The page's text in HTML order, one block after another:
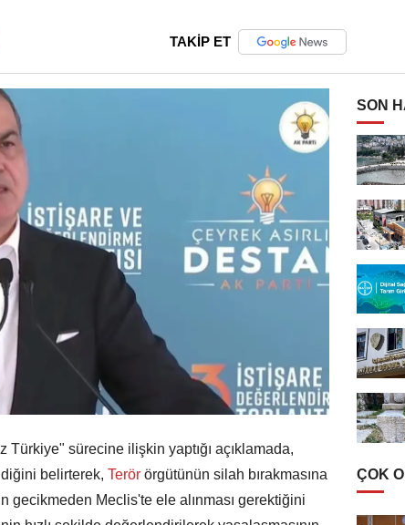
TAKİP ET
sürecine ilişkin yaptığı açıklamada,
belirterek, Terör örgütünün silah bırakmasına
gecikmeden Meclis'te ele alınması gerektiğini
SON
ÇOK